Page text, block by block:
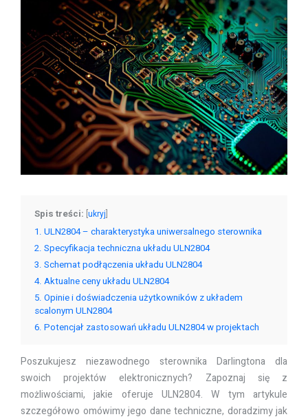
Spis treści: [ukryj]
1 ULN2804 – charakterystyka uniwersalnego sterownika
2 Specyfikacja techniczna układu ULN2804
3 Schemat podłączenia układu ULN2804
4 Aktualne ceny układu ULN2804
5 Opinie i doświadczenia użytkowników z układem
scalonym ULN2804
6 Potencjał zastosowań układu ULN2804 w projektach
Poszukujesz niezawodnego sterownika Darlingtona dla
swoich projektów elektronicznych? Zapoznaj się z
możliwościami, jakie oferuje ULN2804. W tym artykule
szczegółowo omówimy jego dane techniczne, doradzimy jak